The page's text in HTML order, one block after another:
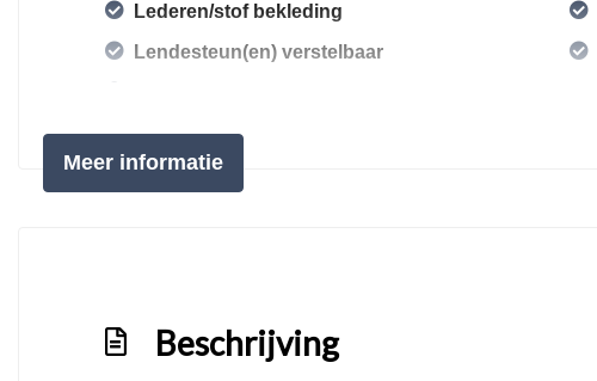
Lederen/stof bekleding
Lendesteun(en) verstelbaar
Stuurbekrachtiging
Voorstoelen in hoogte verstelbaar
Meer informatie
Beschrijving